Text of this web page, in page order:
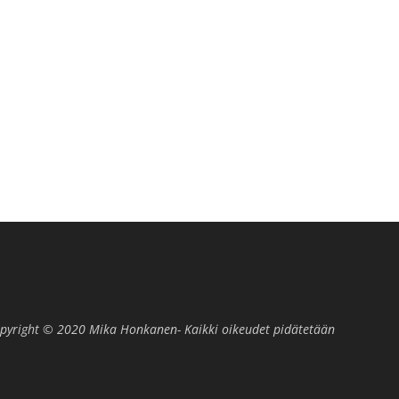
© 2020 Mika Honkanen- Kaikki oikeudet pidätetään